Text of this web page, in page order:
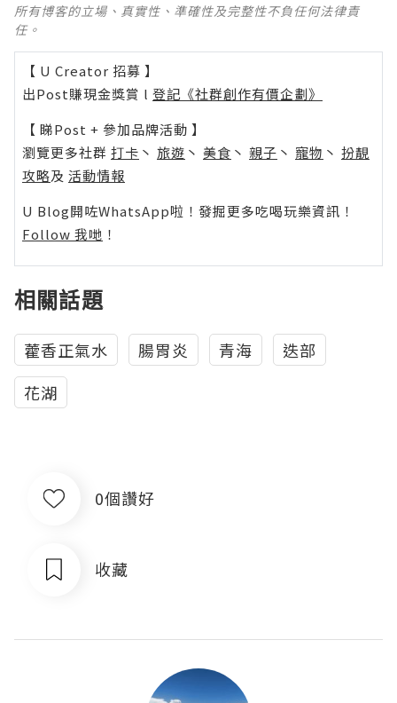
所有博客的立場、真實性、準確性及完整性不負任何法律責
任。
【 U Creator 招募 】
出Post賺現金獎賞 l 登記《社群創作有價企劃》
【 睇Post + 參加品牌活動 】
瀏覽更多社群 打卡 丶 旅遊 丶 美食 丶 親子 丶 寵物 丶 扮靚
攻略及 活動情報
U Blog開咗WhatsApp啦！發掘更多吃喝玩樂資訊！
Follow 我哋 ！
相關話題
藿香正氣水 腸胃炎 青海
迭部
花湖
0個讚好
收藏